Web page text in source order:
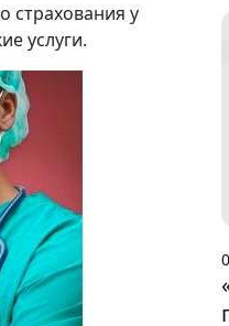
страхования у
услуги.